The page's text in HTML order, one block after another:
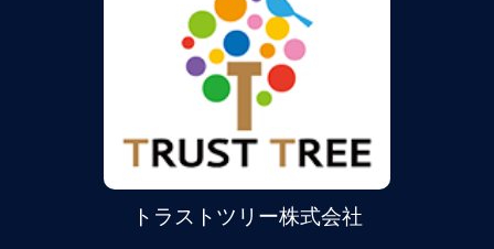
トラストツリー株式会社